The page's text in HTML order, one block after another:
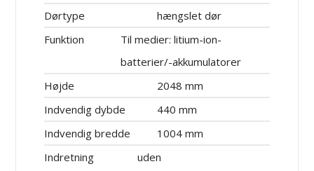
Dørtype
hængslet dør
Funktion
Til medier: litium-ion-
batterier/-akkumulatorer
Højde
2048 mm
Indvendig dybde
440 mm
Indvendig bredde
1004 mm
Indretning
uden